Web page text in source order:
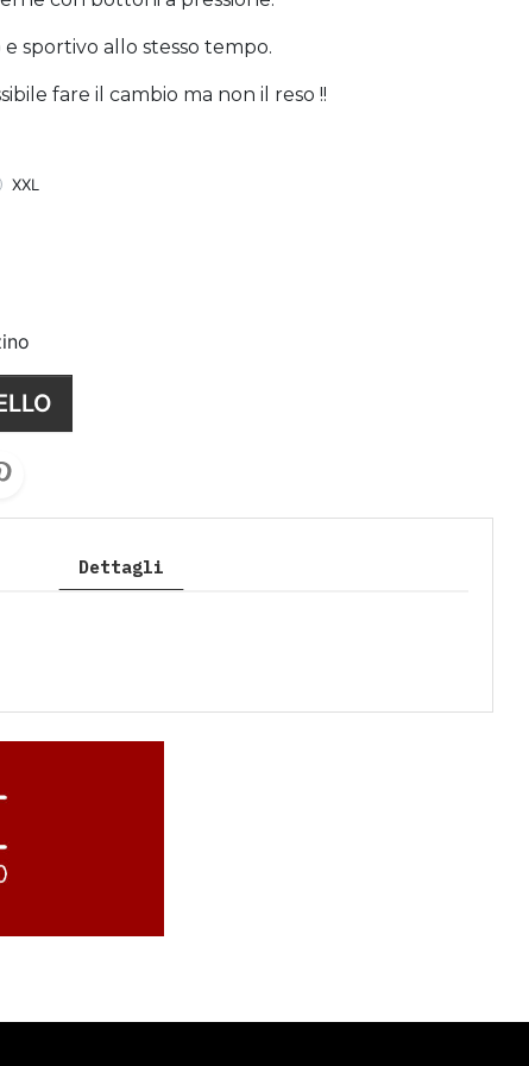
sportivo allo stesso tempo.
fare il cambio ma non il reso !!
XXL
Dettagli